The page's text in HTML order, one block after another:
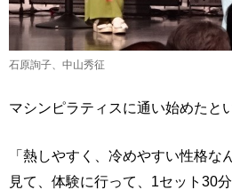
石原詢子、中山秀征
マシンピラティスに通い始めたと
「熱しやすく、冷めやすい性格な
見て、体験に行って、1セット30